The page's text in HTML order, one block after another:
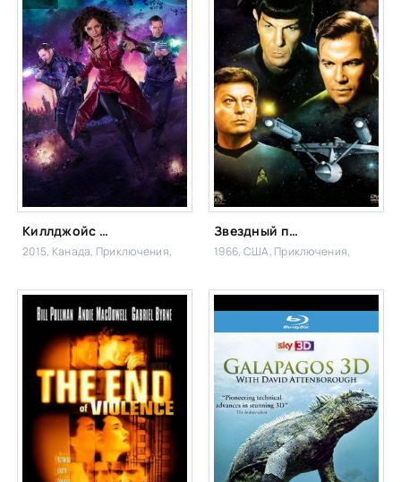
Киллджойс / Кайфоломы
2015, Канада, Приключения,
Звездный путь
1966, США, Приключения,